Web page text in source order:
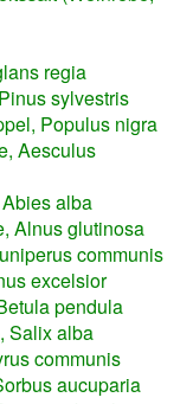
regia
sylvestris
Populus nigra
Aesculus
alba
Alnus glutinosa
communis
excelsior
pendula
Salix alba
communis
aucuparia